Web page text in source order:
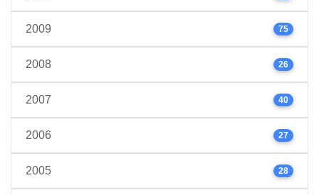
2009 75
2008 26
2007 40
2006 27
2005 28